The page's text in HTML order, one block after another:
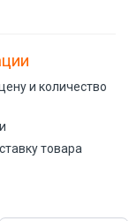
и количество
товара